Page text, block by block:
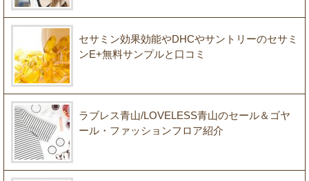
セサミン効果効能やDHCやサントリーのセサミ
ンE+無料サンプルと口コミ
ラブレス青山/LOVELESS青山のセール＆ゴヤ
ール・ファッションフロア紹介